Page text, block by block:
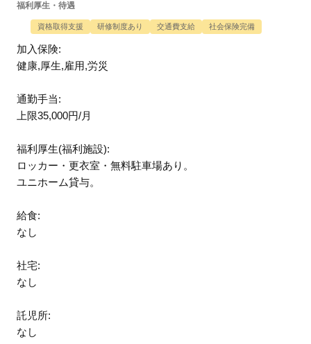
福利厚生・待遇
資格取得支援 研修制度あり 交通費支給 社会保険完備
加入保険:
健康,厚生,雇用,労災
通勤手当:
上限35,000円/月
福利厚生(福利施設):
ロッカー・更衣室・無料駐車場あり。
ユニホーム貸与。
給食:
なし
社宅:
なし
託児所:
なし